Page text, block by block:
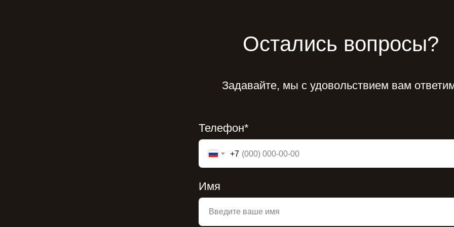
Остались вопросы?
Задавайте, мы с удовольствием вам
Телефон*
+7
Имя